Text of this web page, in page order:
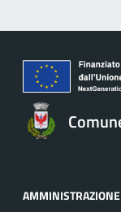
AMMINISTRAZIONE